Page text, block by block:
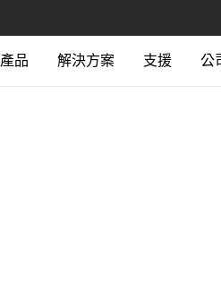
產品 解決方案 支援 公